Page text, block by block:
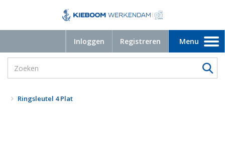
Inloggen Registreren
Toggle
navigation
Menu
Ringsleutel 4 Plat